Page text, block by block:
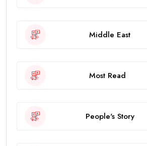
Middle East
Most Read
People's Story